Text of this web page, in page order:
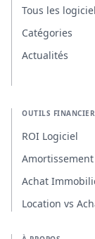
Tous les
Catégories
Actualités
OUTILS
ROI Logiciel
Amortissement
Achat
Location vs